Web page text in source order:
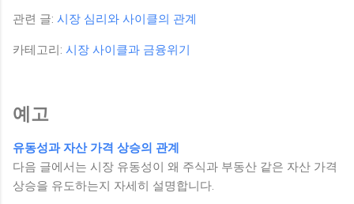
관련 글: 시장 심리와 사이클의 관계
카테고리: 시장 사이클과 금융위기
예고
유동성과 자산 가격 상승의 관계
다음 글에서는 시장 유동성이 왜 주식과 부동산 같은 자산 가격
상승을 유도하는지 자세히 설명합니다.